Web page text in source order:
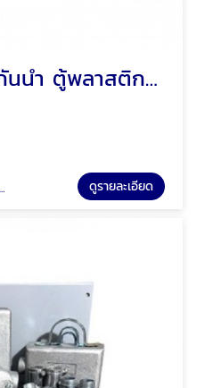
ตู้ไฟ PVC กล่องกันน้ำ ตู้พลาสติก Mos พัทยา ชลบุรี
ดูรายละเอียด